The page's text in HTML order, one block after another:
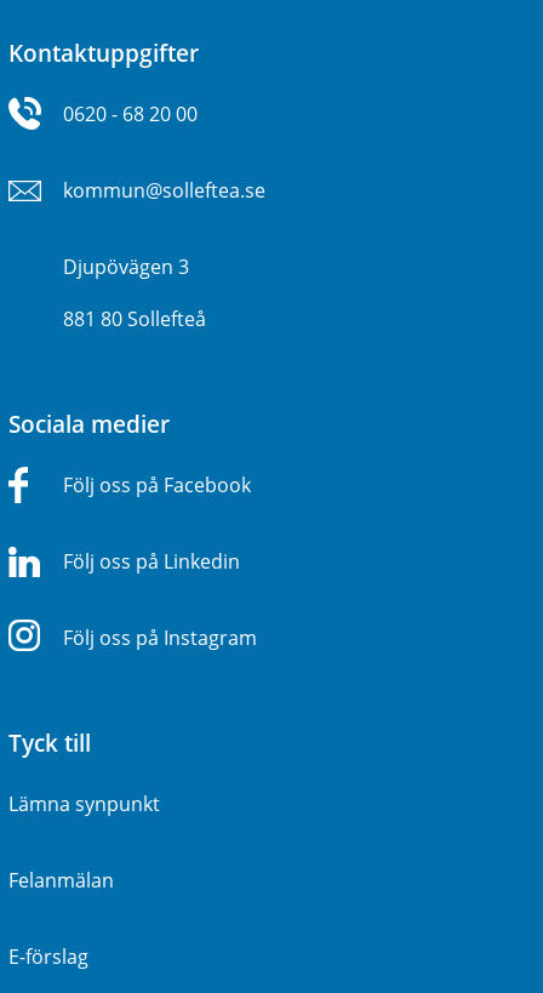
Kontaktuppgifter
0620 - 68 20 00
kommun@solleftea.se
Djupövägen 3
881 80 Sollefteå
Sociala medier
Följ oss på Facebook
Följ oss på Linkedin
Följ oss på Instagram
Tyck till
Lämna synpunkt
Felanmälan
E-förslag